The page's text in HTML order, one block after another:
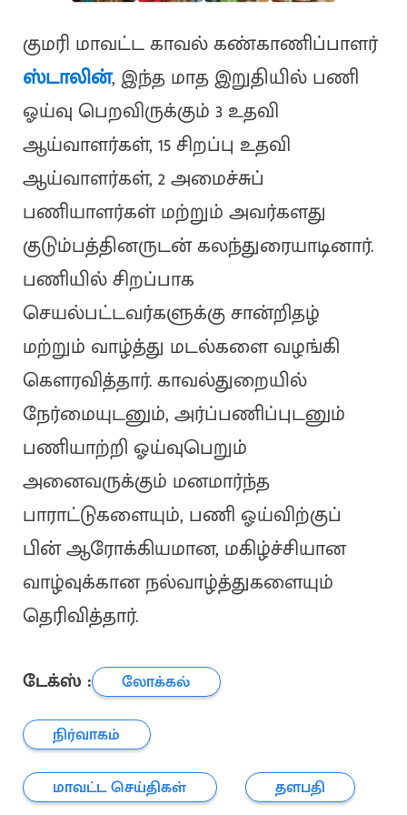
குமரி மாவட்ட காவல் கண்காணிப்பாளர்
ஸ்டாலின், இந்த மாத இறுதியில் பணி
ஓய்வு பெறவிருக்கும் 3 உதவி
ஆய்வாளர்கள், 15 சிறப்பு உதவி
ஆய்வாளர்கள், 2 அமைச்சுப்
பணியாளர்கள் மற்றும் அவர்களது
குடும்பத்தினருடன் கலந்துரையாடினார்.
பணியில் சிறப்பாக
செயல்பட்டவர்களுக்கு சான்றிதழ்
மற்றும் வாழ்த்து மடல்களை வழங்கி
கௌரவித்தார். காவல்துறையில்
நேர்மையுடனும், அர்ப்பணிப்புடனும்
பணியாற்றி ஓய்வுபெறும்
அனைவருக்கும் மனமார்ந்த
பாராட்டுகளையும், பணி ஓய்விற்குப்
பின் ஆரோக்கியமான, மகிழ்ச்சியான
வாழ்வுக்கான நல்வாழ்த்துகளையும்
தெரிவித்தார்.
டேக்ஸ் :
லோக்கல்
நிர்வாகம்
மாவட்ட செய்திகள்
தளபதி